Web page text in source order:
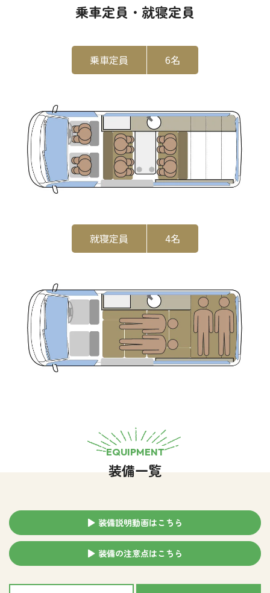
乗車定員・就寝定員
乗車定員 6名
就寝定員 4名
EQUIPMENT
装備一覧
装備説明動画はこちら
装備の注意点はこちら